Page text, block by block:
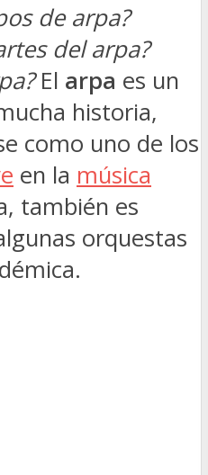
de arpa?
del arpa?
El arpa es un
historia,
como uno de los
en la música
también es
orquestas